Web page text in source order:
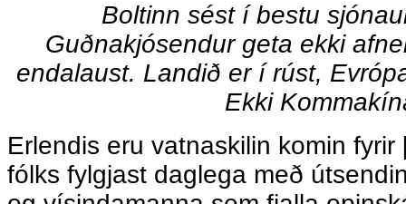
Boltinn sést í bestu
Guðnakjósendur geta ekki
endalaust. Landið er í rúst,
Ekki
Erlendis eru vatnaskilin komin
fólks fylgjast daglega með